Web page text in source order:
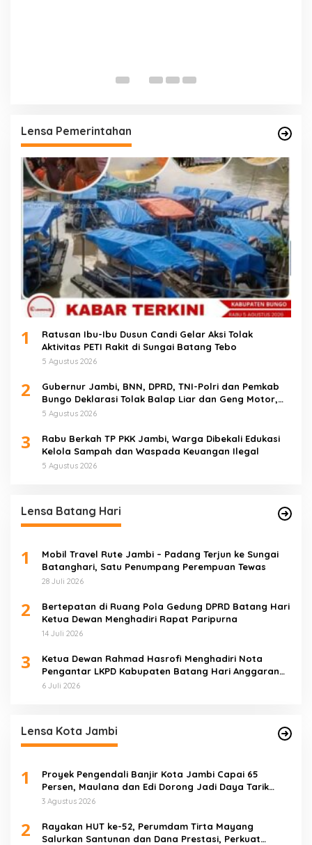
Lensa Pemerintahan
1
Ratusan Ibu-Ibu Dusun Candi Gelar Aksi Tolak
Aktivitas PETI Rakit di Sungai Batang Tebo
5 Agustus 2026
2
Gubernur Jambi, BNN, DPRD, TNI-Polri dan Pemkab
Bungo Deklarasi Tolak Balap Liar dan Geng Motor,
Semua Elemen Bersatu Lindungi Generasi Muda
5 Agustus 2026
3
Rabu Berkah TP PKK Jambi, Warga Dibekali Edukasi
Kelola Sampah dan Waspada Keuangan Ilegal
5 Agustus 2026
Lensa Batang Hari
1
Mobil Travel Rute Jambi – Padang Terjun ke Sungai
Batanghari, Satu Penumpang Perempuan Tewas
28 Juli 2026
2
Bertepatan di Ruang Pola Gedung DPRD Batang Hari
Ketua Dewan Menghadiri Rapat Paripurna
14 Juli 2026
3
Ketua Dewan Rahmad Hasrofi Menghadiri Nota
Pengantar LKPD Kabupaten Batang Hari Anggaran
2025
6 Juli 2026
Lensa Kota Jambi
1
Proyek Pengendali Banjir Kota Jambi Capai 65
Persen, Maulana dan Edi Dorong Jadi Daya Tarik
Wisata
3 Agustus 2026
2
Rayakan HUT ke-52, Perumdam Tirta Mayang
Salurkan Santunan dan Dana Prestasi, Perkuat